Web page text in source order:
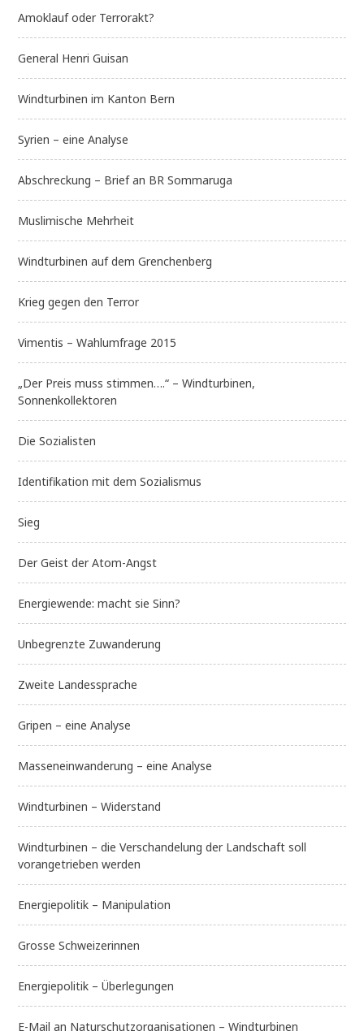
Amoklauf oder Terrorakt?
General Henri Guisan
Windturbinen im Kanton Bern
Syrien – eine Analyse
Abschreckung – Brief an BR Sommaruga
Muslimische Mehrheit
Windturbinen auf dem Grenchenberg
Krieg gegen den Terror
Vimentis – Wahlumfrage 2015
„Der Preis muss stimmen….“ – Windturbinen,
Sonnenkollektoren
Die Sozialisten
Identifikation mit dem Sozialismus
Sieg
Der Geist der Atom-Angst
Energiewende: macht sie Sinn?
Unbegrenzte Zuwanderung
Zweite Landessprache
Gripen – eine Analyse
Masseneinwanderung – eine Analyse
Windturbinen – Widerstand
Windturbinen – die Verschandelung der Landschaft soll
vorangetrieben werden
Energiepolitik – Manipulation
Grosse Schweizerinnen
Energiepolitik – Überlegungen
E-Mail an Naturschutzorganisationen – Windturbinen